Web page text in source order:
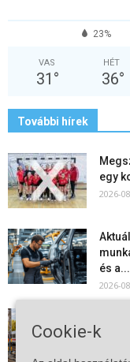
23%
VAS
31 °
HÉT
36°
További hírek
egy
2026-
és a...
2026-
Cookie-k